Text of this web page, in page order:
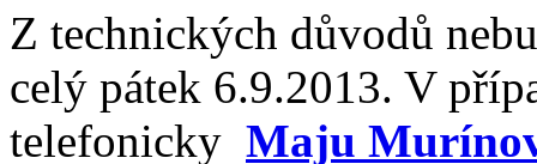
Z technických důvodů
celý pátek 6.9.2013. V
telefonicky Maju